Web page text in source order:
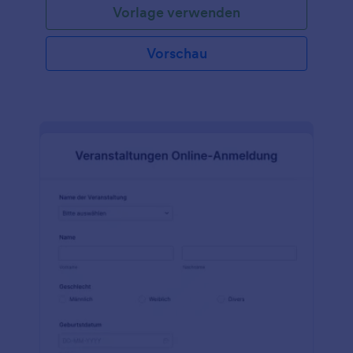
Vorlage verwenden
Vorschau